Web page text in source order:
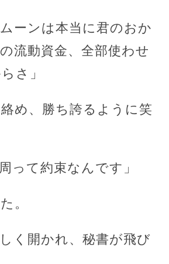
ムーンは本当に君のおか
流動資金、全部使わせ
さ」
め、勝ち誇るように笑
って約束なんです」
。
く開かれ、秘書が飛び